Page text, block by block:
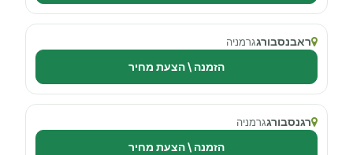
ראבנסבורגגרמניה
הזמנה \ הצעת מחיר
רגנסבורגגרמניה
הזמנה \ הצעת מחיר